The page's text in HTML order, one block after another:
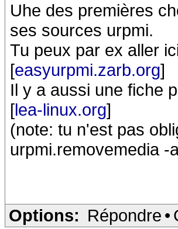
Uhe des premières
ses sources urpmi.
Tu peux par ex aller
[easyurpmi.zarb.org]
Il y a aussi une fiche
[lea-linux.org]
(note: tu n'est pas
urpmi.removemedia -
Options: Répondre •